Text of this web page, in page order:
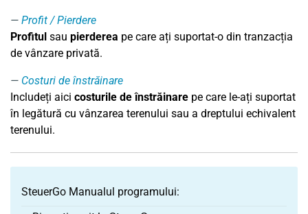
Profit / Pierdere
Profitul sau pierderea pe care ați suportat-o din tranzacția
de vânzare privată.
Costuri de înstrăinare
Includeți aici costurile de înstrăinare pe care le-ați suportat
în legătură cu vânzarea terenului sau a dreptului echivalent
terenului.
SteuerGo Manualul programului: